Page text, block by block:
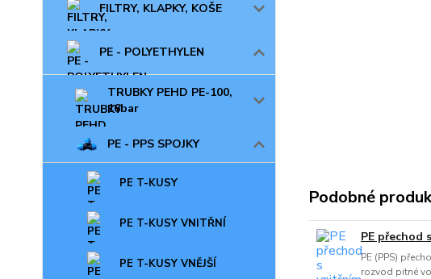
FILTRY, KLAPKY, KOŠE
PE - POLYETHYLEN
TRUBKY PEHD PE-100,
16bar
PE - PPS SPOJKY
PE T-KUSY
PE T-KUSY VNITŘNÍ
PE T-KUSY VNĚJŠÍ
Podobné
PE přechod
PE (PPS)
rozvod pitné